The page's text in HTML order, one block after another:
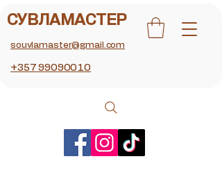
СУВЛАМАСТЕР
souvlamaster@gmail.com
+357 99090010